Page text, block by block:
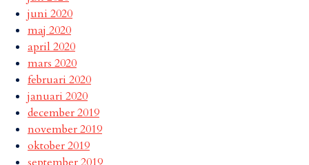
juni 2020
maj 2020
april 2020
mars 2020
februari 2020
januari 2020
december 2019
november 2019
oktober 2019